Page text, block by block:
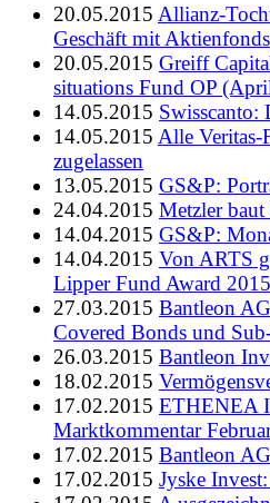
20.05.2015 Allianz-
Geschäft mit Aktienfonds
20.05.2015 Greiff
situations Fund OP
14.05.2015 Swisscanto:
14.05.2015 Alle Veritas-
zugelassen
13.05.2015 GS&P:
24.04.2015 Metzler baut
14.04.2015 GS&P:
14.04.2015 Von ARTS
Lipper Fund Award
27.03.2015 Bantleon
Covered Bonds und
26.03.2015 Bantleon
18.02.2015
17.02.2015 ETHENEA
Marktkommentar
17.02.2015 Bantleon
17.02.2015 Jyske